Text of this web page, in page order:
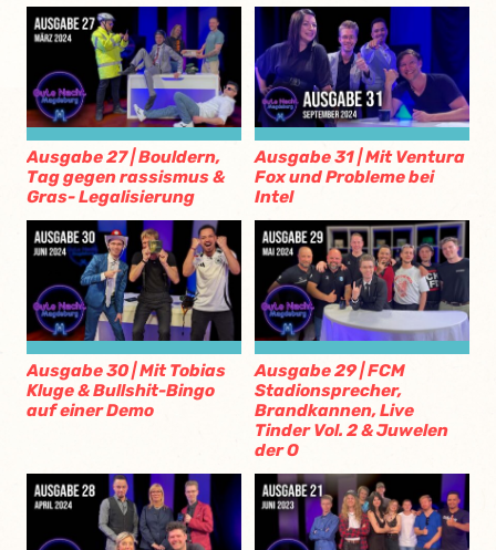
Ausgabe 27 | Bouldern,
Tag gegen rassismus &
Gras- Legalisierung
Ausgabe 31 | Mit Ventura
Fox und Probleme bei
Intel
Ausgabe 30 | Mit Tobias
Kluge & Bullshit-Bingo
auf einer Demo
Ausgabe 29 | FCM
Stadionsprecher,
Brandkannen, Live
Tinder Vol. 2 & Juwelen
der O